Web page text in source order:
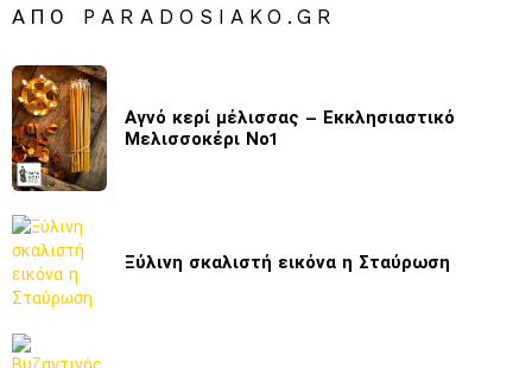
ΑΠΌ PARADOSIAKO.GR
Αγνό κερί μέλισσας – Εκκλησιαστικό
Μελισσοκέρι Νο1
Ξύλινη σκαλιστή εικόνα η Σταύρωση